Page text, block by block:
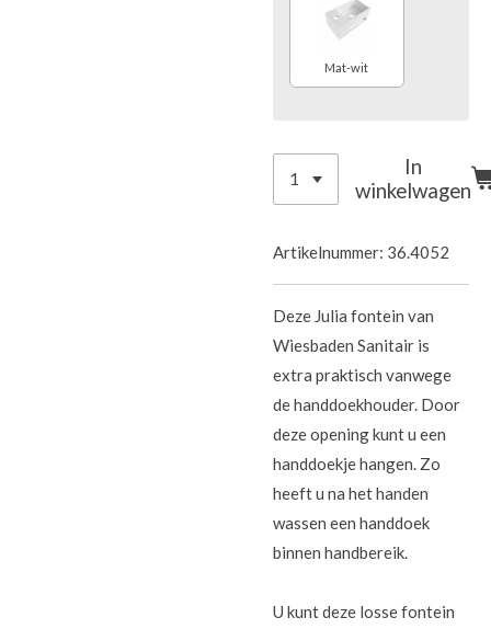
Mat-wit
In
winkelwagen
Artikelnummer: 36.4052
Deze Julia fontein van
Wiesbaden Sanitair is
extra praktisch vanwege
de handdoekhouder. Door
deze opening kunt u een
handdoekje hangen. Zo
heeft u na het handen
wassen een handdoek
binnen handbereik.
U kunt deze losse fontein